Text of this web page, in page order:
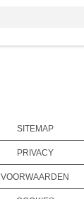
SITEMAP
PRIVACY
VOORWAARDEN